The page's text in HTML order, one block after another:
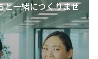
と一緒につくりませ